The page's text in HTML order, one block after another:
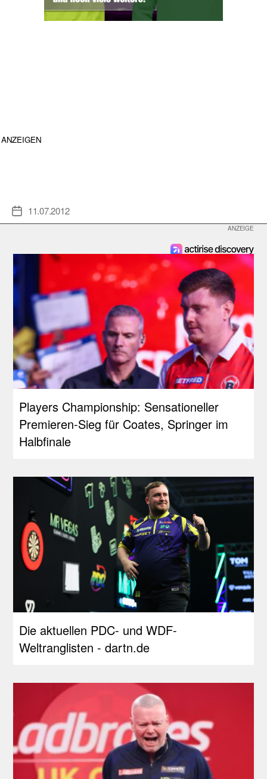
ANZEIGEN
Veröffentlichungsdatum
11.07.2012
Players Championship: Sensationeller
Premieren-Sieg für Coates, Springer im
Halbfinale
Die aktuellen PDC- und WDF-
Weltranglisten - dartn.de